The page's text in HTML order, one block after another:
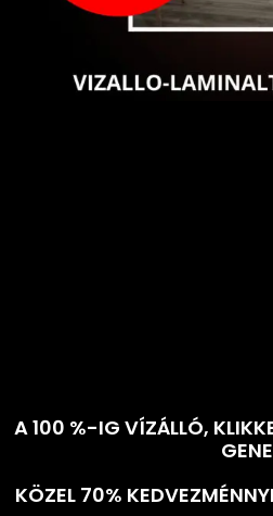
A 100 %-IG VÍZÁLLÓ,
KÖZEL 70%